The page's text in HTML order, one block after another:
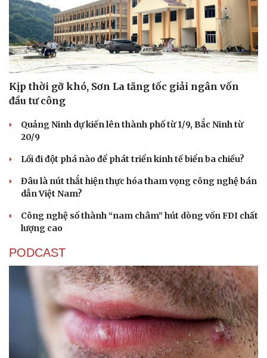
Kịp thời gỡ khó, Sơn La tăng tốc giải ngân vốn
đầu tư công
Quảng Ninh dự kiến lên thành phố từ 1/9, Bắc Ninh từ
20/9
Lối đi đột phá nào để phát triển kinh tế biển ba chiều?
Đâu là nút thắt hiện thực hóa tham vọng công nghệ bán
dẫn Việt Nam?
Công nghệ số thành “nam châm” hút dòng vốn FDI chất
lượng cao
PODCAST